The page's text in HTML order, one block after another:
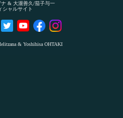
ナ & 大瀧善久/茄子与一
シャルサイト
& Yoshihisa OHTAKI